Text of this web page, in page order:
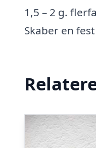
1,5 – 2 g.
Skaber en